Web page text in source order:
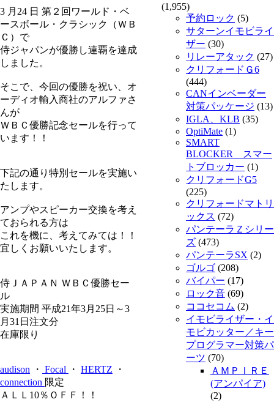
3 月24 日 第２回ワールド・ベ
ースボール・クラシック（ＷＢ
Ｃ）で
侍ジャパンが優勝し連覇を達成
しました。
そこで、今回の優勝を祝い、オ
ーディオ輸入商社のアルファさ
んが
ＷＢＣ優勝記念セールを行って
います！！
下記の通り特別セールを実施い
たします。
アンプやスピーカー交換を考え
ておられる方は
これを機に、考えてみては！！
宜しくお願いいたします。
侍ＪＡＰＡＮ ＷＢＣ優勝セー
ル
実施期間 平成21年3月25日～3
月31日注文分
在庫限り
audison ・ Focal ・ HERTZ ・
connection 限定
ＡＬＬ10％ＯＦＦ！！
(1,955)
予約ロック (5)
サターンイモビライ
ザー (30)
リレーアタック (27)
クリフォードＧ6
(444)
CANインベーダー
対策パッケージ (13)
IGLA、KLB (35)
OptiMate (1)
SMART
BLOCKER スマー
トブロッカー (1)
クリフォードG5
(225)
クリフォードマトリ
ックス (72)
パンテーラＺシリー
ズ (473)
パンテーラSX (2)
ゴルゴ (208)
バイパー (17)
ロック音 (69)
ココセコム (2)
イモビライザー・イ
モビカッター／キー
プログラマー対策パ
ーツ (70)
ＡＭＰＩＲＥ
(アンパイア)
(2)